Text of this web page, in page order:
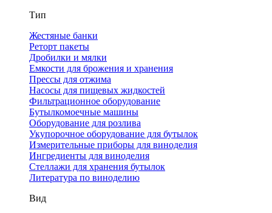
Тип
Жестяные банки
Реторт пакеты
Дробилки и мялки
Емкости для брожения и хранения
Прессы для отжима
Насосы для пищевых жидкостей
Фильтрационное оборудование
Бутылкомоечные машины
Оборудование для розлива
Укупорочное оборудование для бутылок
Измерительные приборы для виноделия
Ингредиенты для виноделия
Стеллажи для хранения бутылок
Литература по виноделию
Вид